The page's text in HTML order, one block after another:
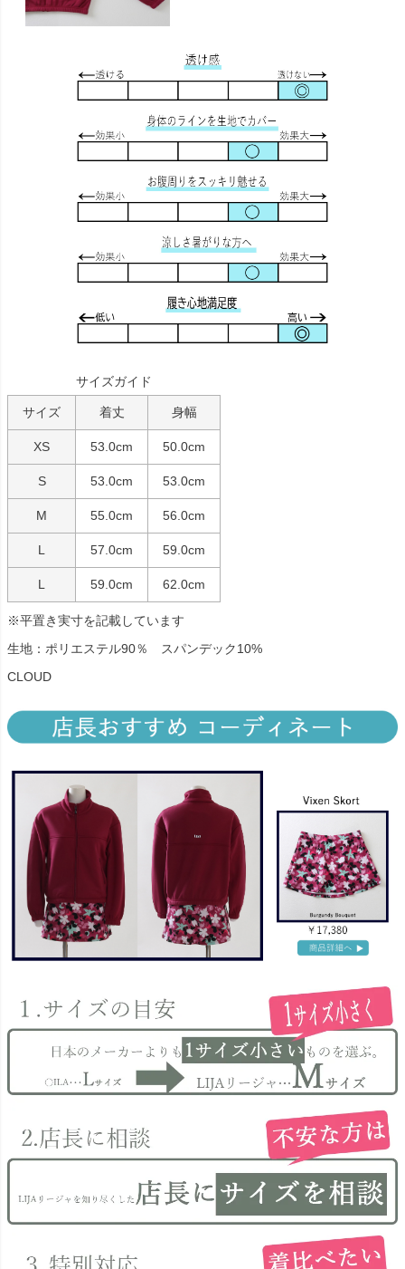
サイズガイド
サイズ 着丈 身幅
XS 53.0cm 50.0cm
S 53.0cm 53.0cm
M 55.0cm 56.0cm
L 57.0cm 59.0cm
L 59.0cm 62.0cm
※平置き実寸を記載しています
生地：ポリエステル90％ スパンデック10%
CLOUD